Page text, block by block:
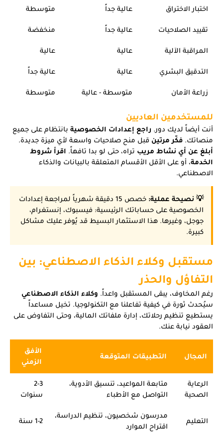
اختبار الاختراق عالية جداً متوسطة
تقييد الصلاحيات عالية جداً منخفضة
المراقبة الآلية عالية عالية
التدقيق البشري عالية عالية جداً
زراعة الأمان متوسطة - عالية متوسطة
للمستخدمين العاديين
أنت أيضاً لديك دور. راجع إعدادات الخصوصية بانتظام على جميع
منصاتك. فكّر مرتين قبل منح صلاحيات واسعة لأي ميزة جديدة.
أبلغ عن أي نشاط مريب تراه، حتى لو بدا تافهاً. اقرأ شروط
الخدمة، أو على الأقل الأقسام المتعلقة بالبيانات والذكاء
الاصطناعي.
💡 نصيحة عملية:
خصص 15 دقيقة شهرياً لمراجعة إعدادات
الخصوصية على حساباتك الرئيسية: فيسبوك، إنستغرام،
جوجل، وغيرها. هذا الاستثمار البسيط قد يُوفر عليك مشاكل
كبيرة.
مستقبل وكلاء الذكاء الاصطناعي: بين
التفاؤل والحذر
رغم المخاوف، يبقى المستقبل واعداً. وكلاء الذكاء الاصطناعي
سيُحدث ثورة في كيفية تفاعلنا مع التكنولوجيا. تخيل مساعداً
يستطيع تنظيم رحلاتك، إدارة ملفاتك المالية، وحتى التفاوض على
العقود نيابة عنك.
المجال التطبيقات المتوقعة
الأفق
الزمني
الرعاية
الصحية
متابعة المواعيد، تنسيق الأدوية،
التواصل مع الأطباء
2-3
سنوات
التعليم
مدرسون شخصيون، تنظيم الدراسة،
اقتراح الموارد
1-2 سنة